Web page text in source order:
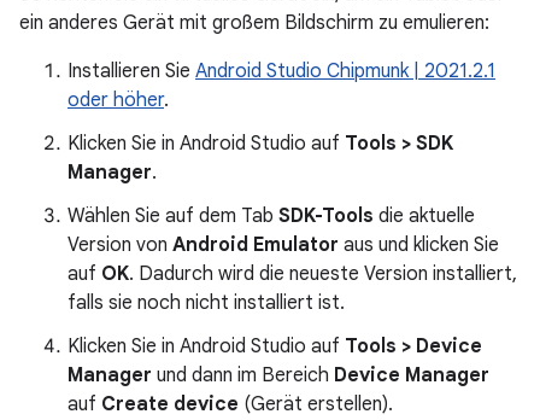
ein anderes Gerät mit großem Bildschirm zu emulieren:
Installieren Sie Android Studio Chipmunk | 2021.2.1
oder höher.
Klicken Sie in Android Studio auf Tools > SDK
Manager.
Wählen Sie auf dem Tab SDK-Tools die aktuelle
Version von Android Emulator aus und klicken Sie
auf OK. Dadurch wird die neueste Version installiert,
falls sie noch nicht installiert ist.
Klicken Sie in Android Studio auf Tools > Device
Manager und dann im Bereich Device Manager
auf Create device (Gerät erstellen).